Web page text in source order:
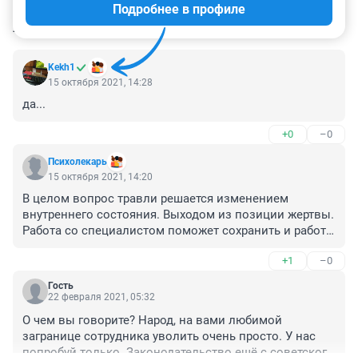
КОММЕНТАРИИ 279
Kekh1
Подробнее в профиле
15 октября 2021, 14:28
да...
+0 –0
Психолекарь
15 октября 2021, 14:20
В целом вопрос травли решается изменением
внутреннего состояния. Выходом из позиции жертвы.
Работа со специалистом поможет сохранить и работу
+1 –0
Гость
22 февраля 2021, 05:32
О чем вы говорите? Народ, на вами любимой
загранице сотрудника уволить очень просто. У нас